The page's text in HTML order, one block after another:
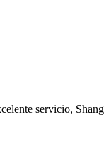
servicio,